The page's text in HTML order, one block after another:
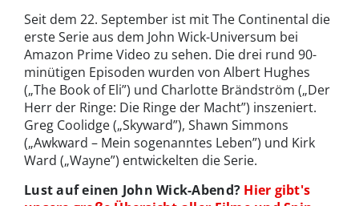
Seit dem 22. September ist mit The Continental die
erste Serie aus dem John Wick-Universum bei
Amazon Prime Video zu sehen. Die drei rund 90-
minütigen Episoden wurden von Albert Hughes
(„The Book of Eli”) und Charlotte Brändström („Der
Herr der Ringe: Die Ringe der Macht”) inszeniert.
Greg Coolidge („Skyward”), Shawn Simmons
(„Awkward – Mein sogenanntes Leben”) und Kirk
Ward („Wayne”) entwickelten die Serie.
Lust auf einen John Wick-Abend? Hier gibt's